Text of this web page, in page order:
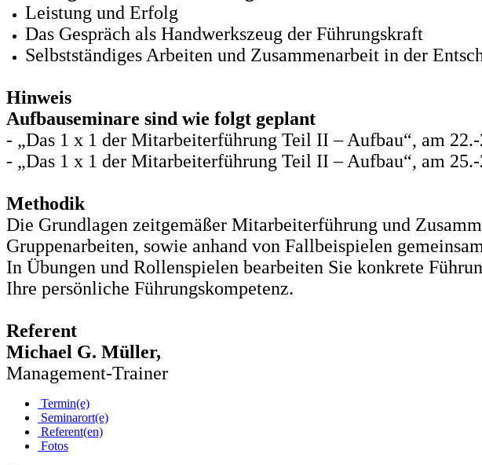
Leistung und Erfolg
Das Gespräch als Handwerkszeug der Führungskraft
Selbstständiges Arbeiten und Zusammenarbeit in der
Hinweis
Aufbauseminare sind wie folgt geplant
- „Das 1 x 1 der Mitarbeiterführung Teil II – Aufbau“, am
- „Das 1 x 1 der Mitarbeiterführung Teil II – Aufbau“, am
Methodik
Die Grundlagen zeitgemäßer Mitarbeiterführung und
Gruppenarbeiten, sowie anhand von Fallbeispielen
In Übungen und Rollenspielen bearbeiten Sie konkrete
Ihre persönliche Führungskompetenz.
Referent
Michael G. Müller,
Management-Trainer
Termin(e)
Seminarort(e)
Referent(en)
Fotos